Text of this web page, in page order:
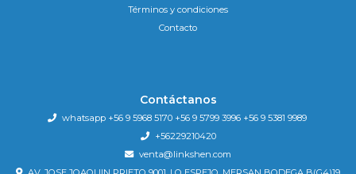
Términos y condiciones
Contacto
Contáctanos
whatsapp +56 9 5968 5170 +56 9 5799 3996 +56 9 5381 9989
+56229210420
venta@linkshen.com